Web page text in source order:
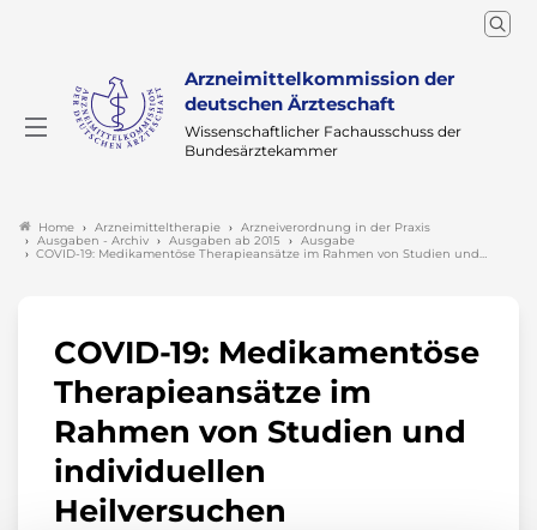
Arzneimittelkommission der
deutschen Ärzteschaft
Wissenschaftlicher Fachausschuss der
Bundesärztekammer
Home Arzneimitteltherapie
Arzneiverordnung in der Praxis
Ausgaben - Archiv
Ausgaben ab 2015
Ausgabe
COVID-19: Medikamentöse Therapieansätze im Rahmen von Studien und…
COVID-19: Medikamentöse
Therapieansätze im
Rahmen von Studien und
individuellen
Heilversuchen